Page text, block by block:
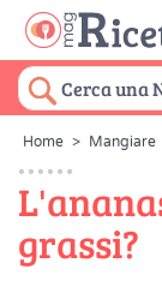
Home > Mangiare
grassi?